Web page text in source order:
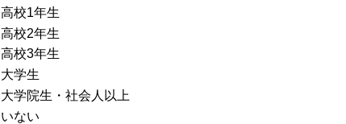
高校1年生
高校2年生
高校3年生
大学生
大学院生・社会人以上
いない